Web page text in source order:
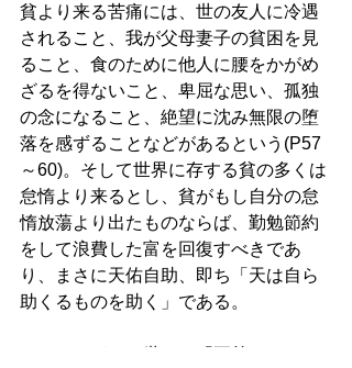
貧より来る苦痛には、世の友人に冷遇
されること、我が父母妻子の貧困を見
ること、食のために他人に腰をかがめ
ざるを得ないこと、卑屈な思い、孤独
の念になること、絶望に沈み無限の堕
落を感ずることなどがあるという(P57
～60)。そして世界に存する貧の多くは
怠惰より来るとし、貧がもし自分の怠
惰放蕩より出たものならば、勤勉節約
をして浪費した富を回復すべきであ
り、まさに天佑自助、即ち「天は自ら
助くるものを助く」である。